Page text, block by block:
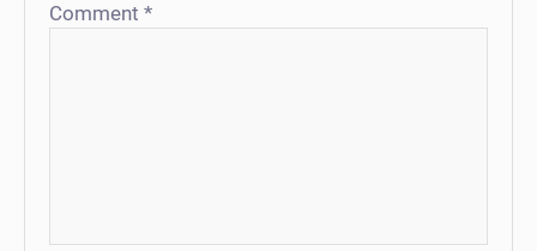
Comment *